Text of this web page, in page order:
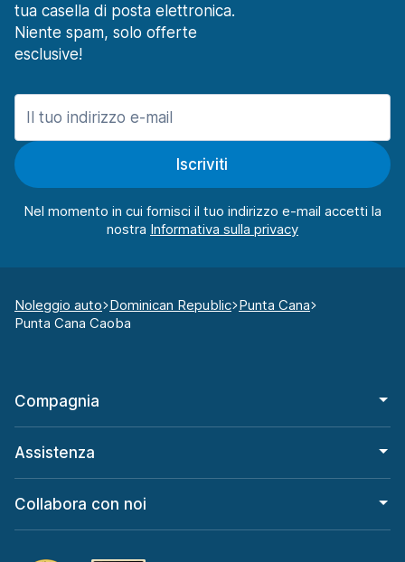
tua casella di posta elettronica.
Niente spam, solo offerte
esclusive!
Iscriviti
Nel momento in cui fornisci il tuo indirizzo e-mail accetti la
nostra
Noleggio auto Dominican Republic Punta Cana
Punta Cana Caoba
Compagnia
Assistenza
Collabora con noi